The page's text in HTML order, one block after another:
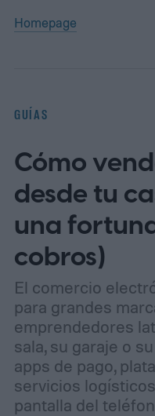
Homepage
GUÍAS
Cómo
desde tu
una
cobros)
El comercio
para grandes
emprendedores
sala, su garaje o
apps de pago,
servicios
pantalla del